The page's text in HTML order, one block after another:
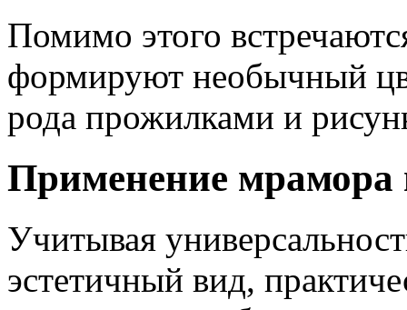
Помимо этого
формируют необычный
рода прожилками и
Применение мрамора
Учитывая
эстетичный вид,